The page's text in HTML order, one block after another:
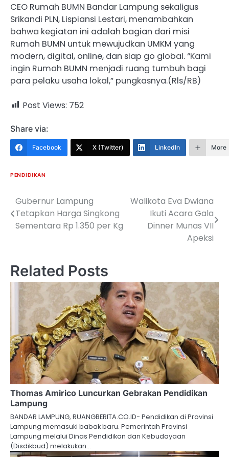
CEO Rumah BUMN Bandar Lampung sekaligus
Srikandi PLN, Lispiansi Lestari, menambahkan
bahwa kegiatan ini adalah bagian dari misi
Rumah BUMN untuk mewujudkan UMKM yang
modern, digital, online, dan siap go global. “Kami
ingin Rumah BUMN menjadi ruang tumbuh bagi
para pelaku usaha lokal,” pungkasnya.(Rls/RB)
Post Views: 752
Share via:
Facebook X (Twitter) LinkedIn More
PENDIDIKAN
Navigasi
pos
Gubernur Lampung
Tetapkan Harga Singkong
Sementara Rp 1.350 per Kg
Walikota Eva Dwiana
Ikuti Acara Gala
Dinner Munas VII
Apeksi
Related Posts
Thomas Amirico Luncurkan Gebrakan Pendidikan
Lampung
BANDAR LAMPUNG, RUANGBERITA.CO.ID- Pendidikan di Provinsi
Lampung memasuki babak baru. Pemerintah Provinsi
Lampung melalui Dinas Pendidikan dan Kebudayaan
(Disdikbud) melakukan…